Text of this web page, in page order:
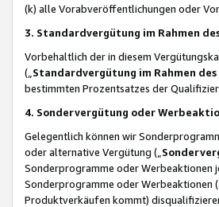
(k) alle Vorabveröffentlichungen oder
3. Standardvergütung im Rahmen
Vorbehaltlich der in diesem
(„ Standardvergütung im Rahmen
bestimmten Prozentsatzes der
4. Sondervergütung oder
Gelegentlich können wir
oder alternative Vergütung („
Sonderprogramme oder Werbeaktionen
Sonderprogramme oder Werbeaktionen
Produktverkäufen kommt)